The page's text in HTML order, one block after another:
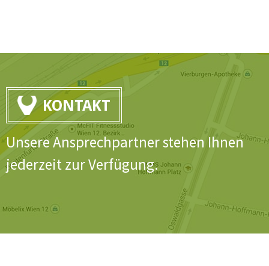
KONTAKT
Unsere Ansprechpartner stehen Ihnen
jederzeit zur Verfügung.